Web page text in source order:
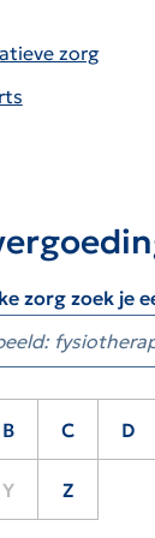
zorg
zorg zoek je
B C D
Y Z